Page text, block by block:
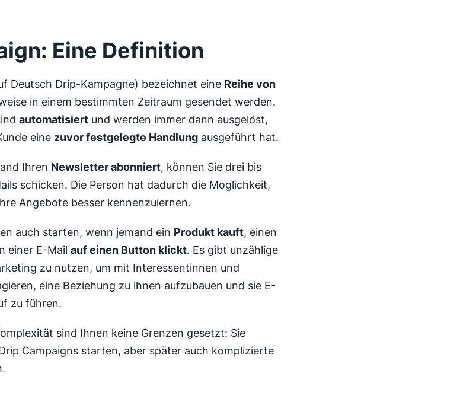
Eine Definition
Deutsch Drip-Kampagne) bezeichnet eine Reihe von
in einem bestimmten Zeitraum gesendet werden.
automatisiert und werden immer dann ausgelöst,
eine zuvor festgelegte Handlung ausgeführt hat.
Ihren Newsletter abonniert, können Sie drei bis
schicken. Die Person hat dadurch die Möglichkeit,
Angebote besser kennenzulernen.
auch starten, wenn jemand ein Produkt kauft, einen
einer E-Mail auf einen Button klickt. Es gibt unzählige
zu nutzen, um mit Interessentinnen und
eine Beziehung zu ihnen aufzubauen und sie E-
zu führen.
sind Ihnen keine Grenzen gesetzt: Sie
Campaigns starten, aber später auch komplizierte